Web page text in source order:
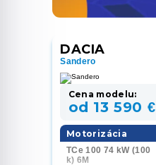
DACIA
Sandero
Cena modelu:
od 13 590 €
Motorizácia
TCe 100 74 kW (100
k) 6M